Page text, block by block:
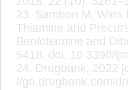
23. Sambon M, Wins
Thiamine and
Benfotiamine and
5418. doi: 10.3390/
24. Drugbank. 2022
//go.drugbank.com/